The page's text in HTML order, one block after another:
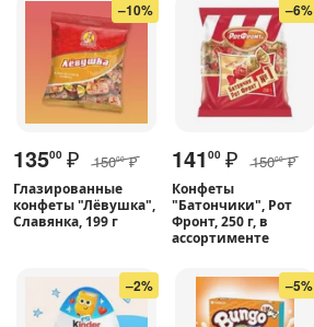
–10%
13500 ₽ 15000 ₽
Глазированные
конфеты "Лёвушка",
Славянка, 199 г
–6%
14100 ₽ 15000 ₽
Конфеты
"Батончики", Рот
Фронт, 250 г, в
ассортименте
–2% –5%